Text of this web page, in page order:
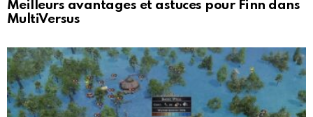
Meilleurs avantages et astuces pour Finn dans
MultiVersus